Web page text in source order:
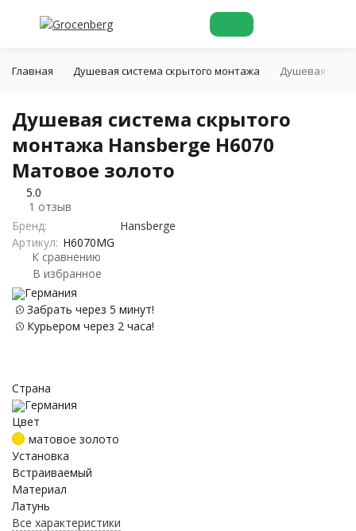
Главная Душевая система скрытого монтажа Душевая
Душевая система скрытого
монтажа Hansberge H6070
Матовое золото
5.0
1 отзыв
Бренд:
Hansberge
Артикул: H6070MG
К сравнению
В избранное
Германия
Забрать через 5 минут!
Курьером через 2 часа!
Страна
Германия
Цвет
матовое золото
Установка
Встраиваемый
Материал
Латунь
Все характеристики